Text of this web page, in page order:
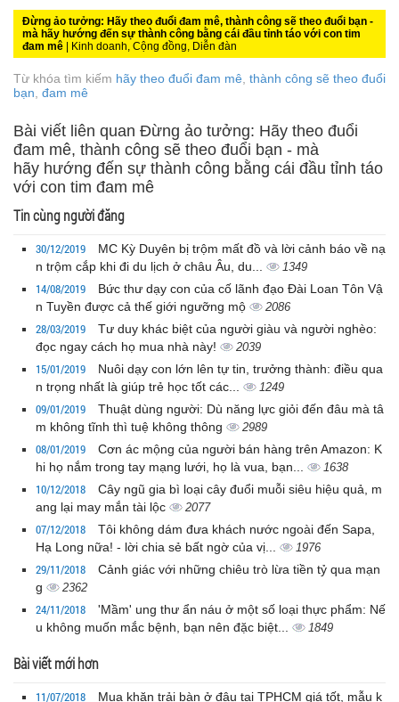
Đừng ảo tưởng: Hãy theo đuổi đam mê, thành công sẽ theo đuổi bạn -
mà hãy hướng đến sự thành công bằng cái đầu tỉnh táo với con tim
đam mê | Kinh doanh, Cộng đồng, Diễn đàn
Từ khóa tìm kiếm hãy theo đuổi đam mê thành công sẽ theo đuổi
bạn đam mê
Bài viết liên quan Đừng ảo tưởng: Hãy theo đuổi
đam mê, thành công sẽ theo đuổi bạn - mà
hãy hướng đến sự thành công bằng cái đầu tỉnh táo
với con tim đam mê
Tin cùng người đăng
30/12/2019
MC Kỳ Duyên bị trộm mất đồ và lời cảnh báo về nạ
n trộm cắp khi đi du lịch ở châu Âu, du...
1349
14/08/2019
Bức thư dạy con của cố lãnh đạo Đài Loan Tôn Vậ
n Tuyền được cả thế giới ngưỡng mộ
2086
28/03/2019
Tư duy khác biệt của người giàu và người nghèo:
đọc ngay cách họ mua nhà này!
2039
15/01/2019
Nuôi dạy con lớn lên tự tin, trưởng thành: điều qua
n trọng nhất là giúp trẻ học tốt các...
1249
09/01/2019
Thuật dùng người: Dù năng lực giỏi đến đâu mà tâ
m không tĩnh thì tuệ không thông
2989
08/01/2019
Cơn ác mộng của người bán hàng trên Amazon: K
hi họ nắm trong tay mạng lưới, họ là vua, bạn...
1638
10/12/2018
Cây ngũ gia bì loại cây đuổi muỗi siêu hiệu quả, m
ang lại may mắn tài lộc
2077
07/12/2018
Tôi không dám đưa khách nước ngoài đến Sapa,
Hạ Long nữa! - lời chia sẻ bất ngờ của vị...
1976
29/11/2018
Cảnh giác với những chiêu trò lừa tiền tỷ qua mạn
g
2362
24/11/2018
'Mầm' ung thư ẩn náu ở một số loại thực phẩm: Nế
u không muốn mắc bệnh, bạn nên đặc biệt...
1849
Bài viết mới hơn
11/07/2018
Mua khăn trải bàn ở đâu tại TPHCM giá tốt, mẫu k